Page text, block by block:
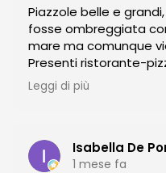
Piazzole belle e
fosse ombreggiata
mare ma comunque
Presenti ristorante-
Il bar fa dei cocktail
Bagni grandi e
snorkeling, windsurf
Leggi di più
Isabella De
1 mese fa